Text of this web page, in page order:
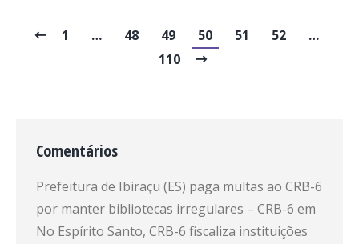
1 … 48 49 50 51 52
…
110
Comentários
Prefeitura de Ibiraçu (ES) paga multas ao CRB-6
por manter bibliotecas irregulares – CRB-6 em
No Espírito Santo, CRB-6 fiscaliza instituições